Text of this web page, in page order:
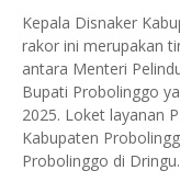
Kepala Disnaker
rakor ini merupakan
antara Menteri
Bupati Probolinggo
2025. Loket layanan
Kabupaten
Probolinggo di Dringu.